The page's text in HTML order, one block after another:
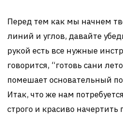
Перед тем как мы начнем
линий и углов, давайте
рукой есть все нужные
говорится, “готовь сани
помешает основательный
Итак, что же нам
строго и красиво начертить